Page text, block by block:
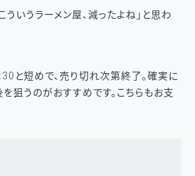
ういうラーメン屋、減ったよね」と思わ
と短めで、売り切れ次第終了。確実に
狙うのがおすすめです。こちらもお支